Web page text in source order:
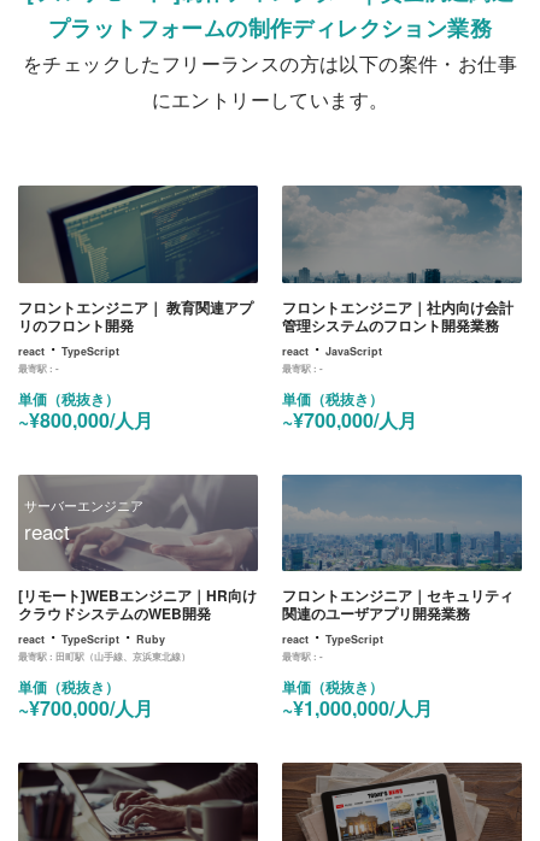
プラットフォームの制作ディレクション業務
をチェックしたフリーランスの方は以下の案件・お仕事
にエントリーしています。
フロントエンジニア｜ 教育関連アプ
リのフロント開発
react ・ TypeScript
最寄駅 : -
単価（税抜き）
~¥800,000/人月
フロントエンジニア｜社内向け会計
管理システムのフロント開発業務
react ・JavaScript
最寄駅 :-
単価（税抜き）
~¥700,000/人月
サーバーエンジニア
react
[リモート]WEBエンジニア｜HR向け
クラウドシステムのWEB開発
react ・ TypeScript ・ Ruby
最寄駅 : 田町駅（山手線、京浜東北線）
単価（税抜き）
~¥700,000/人月
フロントエンジニア｜セキュリティ
関連のユーザアプリ開発業務
react ・TypeScript
最寄駅 :-
単価（税抜き）
~¥1,000,000/人月